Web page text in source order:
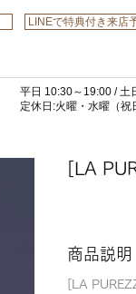
LINEで特典付き来店
平日 10:30～19:00 /土
​定休日:火曜・水曜 （
[LA
商品説明
[LA